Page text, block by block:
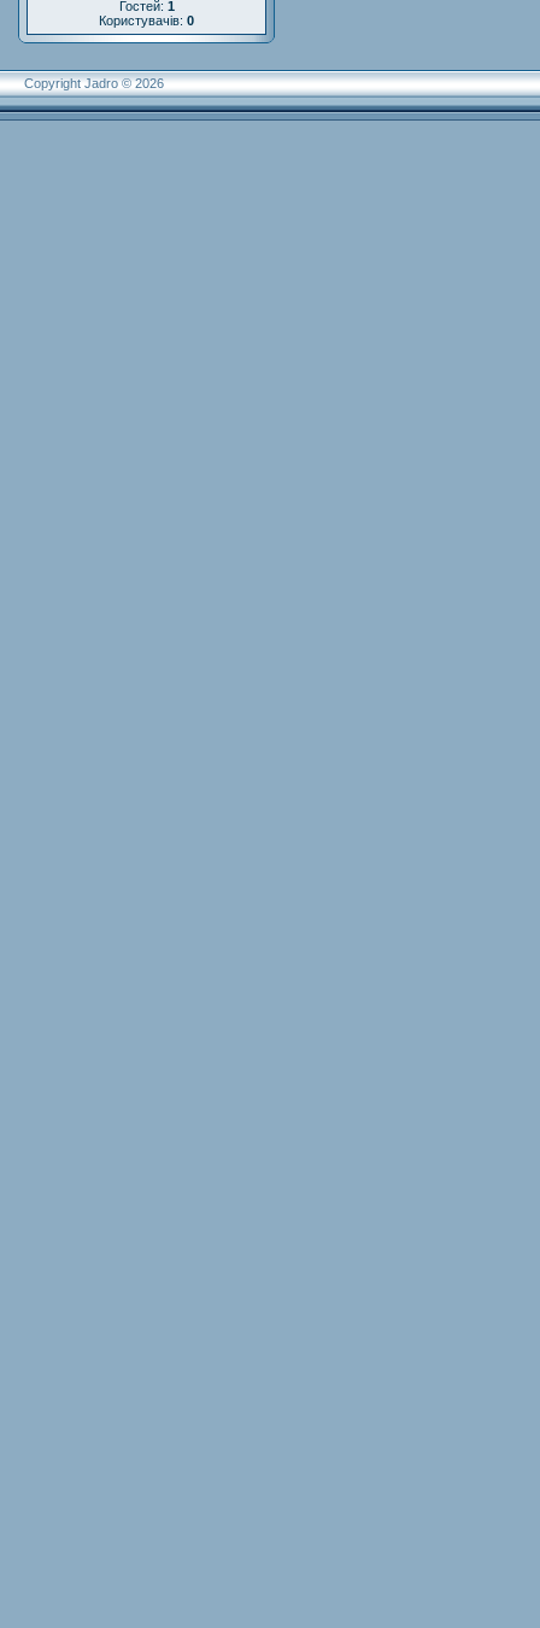
Гостей: 1
Користувачів: 0
Copyright Jadro © 2026